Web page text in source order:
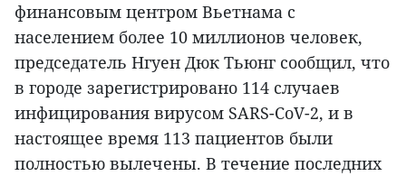
финансовым центром Вьетнама с
населением более 10 миллионов человек,
председатель Нгуен Дюк Тьюнг сообщил, что
в городе зарегистрировано 114 случаев
инфицирования вирусом SARS-CoV-2, и в
настоящее время 113 пациентов были
полностью вылечены. В течение последних